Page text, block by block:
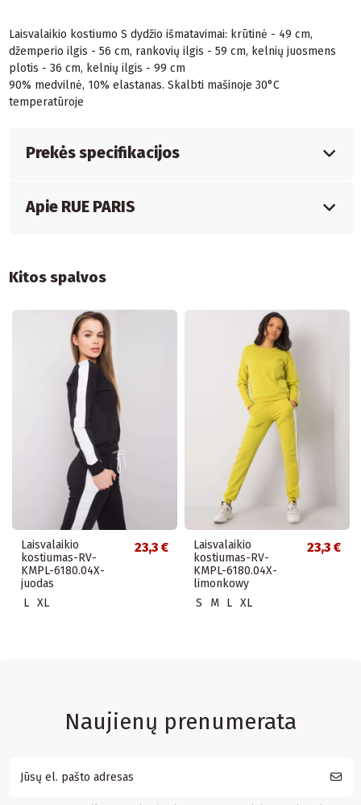
Laisvalaikio kostiumo S dydžio išmatavimai: krūtinė - 49 cm,
džemperio ilgis - 56 cm, rankovių ilgis - 59 cm, kelnių juosmens
plotis - 36 cm, kelnių ilgis - 99 cm
90% medvilnė, 10% elastanas. Skalbti mašinoje 30°C
temperatūroje
Prekės specifikacijos
Apie RUE PARIS
Kitos spalvos
Laisvalaikio
kostiumas-RV-
KMPL-6180.04X-
juodas
23,3 €
L XL
Laisvalaikio
kostiumas-RV-
KMPL-6180.04X-
limonkowy
23,3 €
S M L XL
Naujienų prenumerata